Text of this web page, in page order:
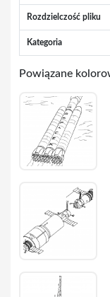
Rozdzielczość pliku
Kategoria
Powiązane